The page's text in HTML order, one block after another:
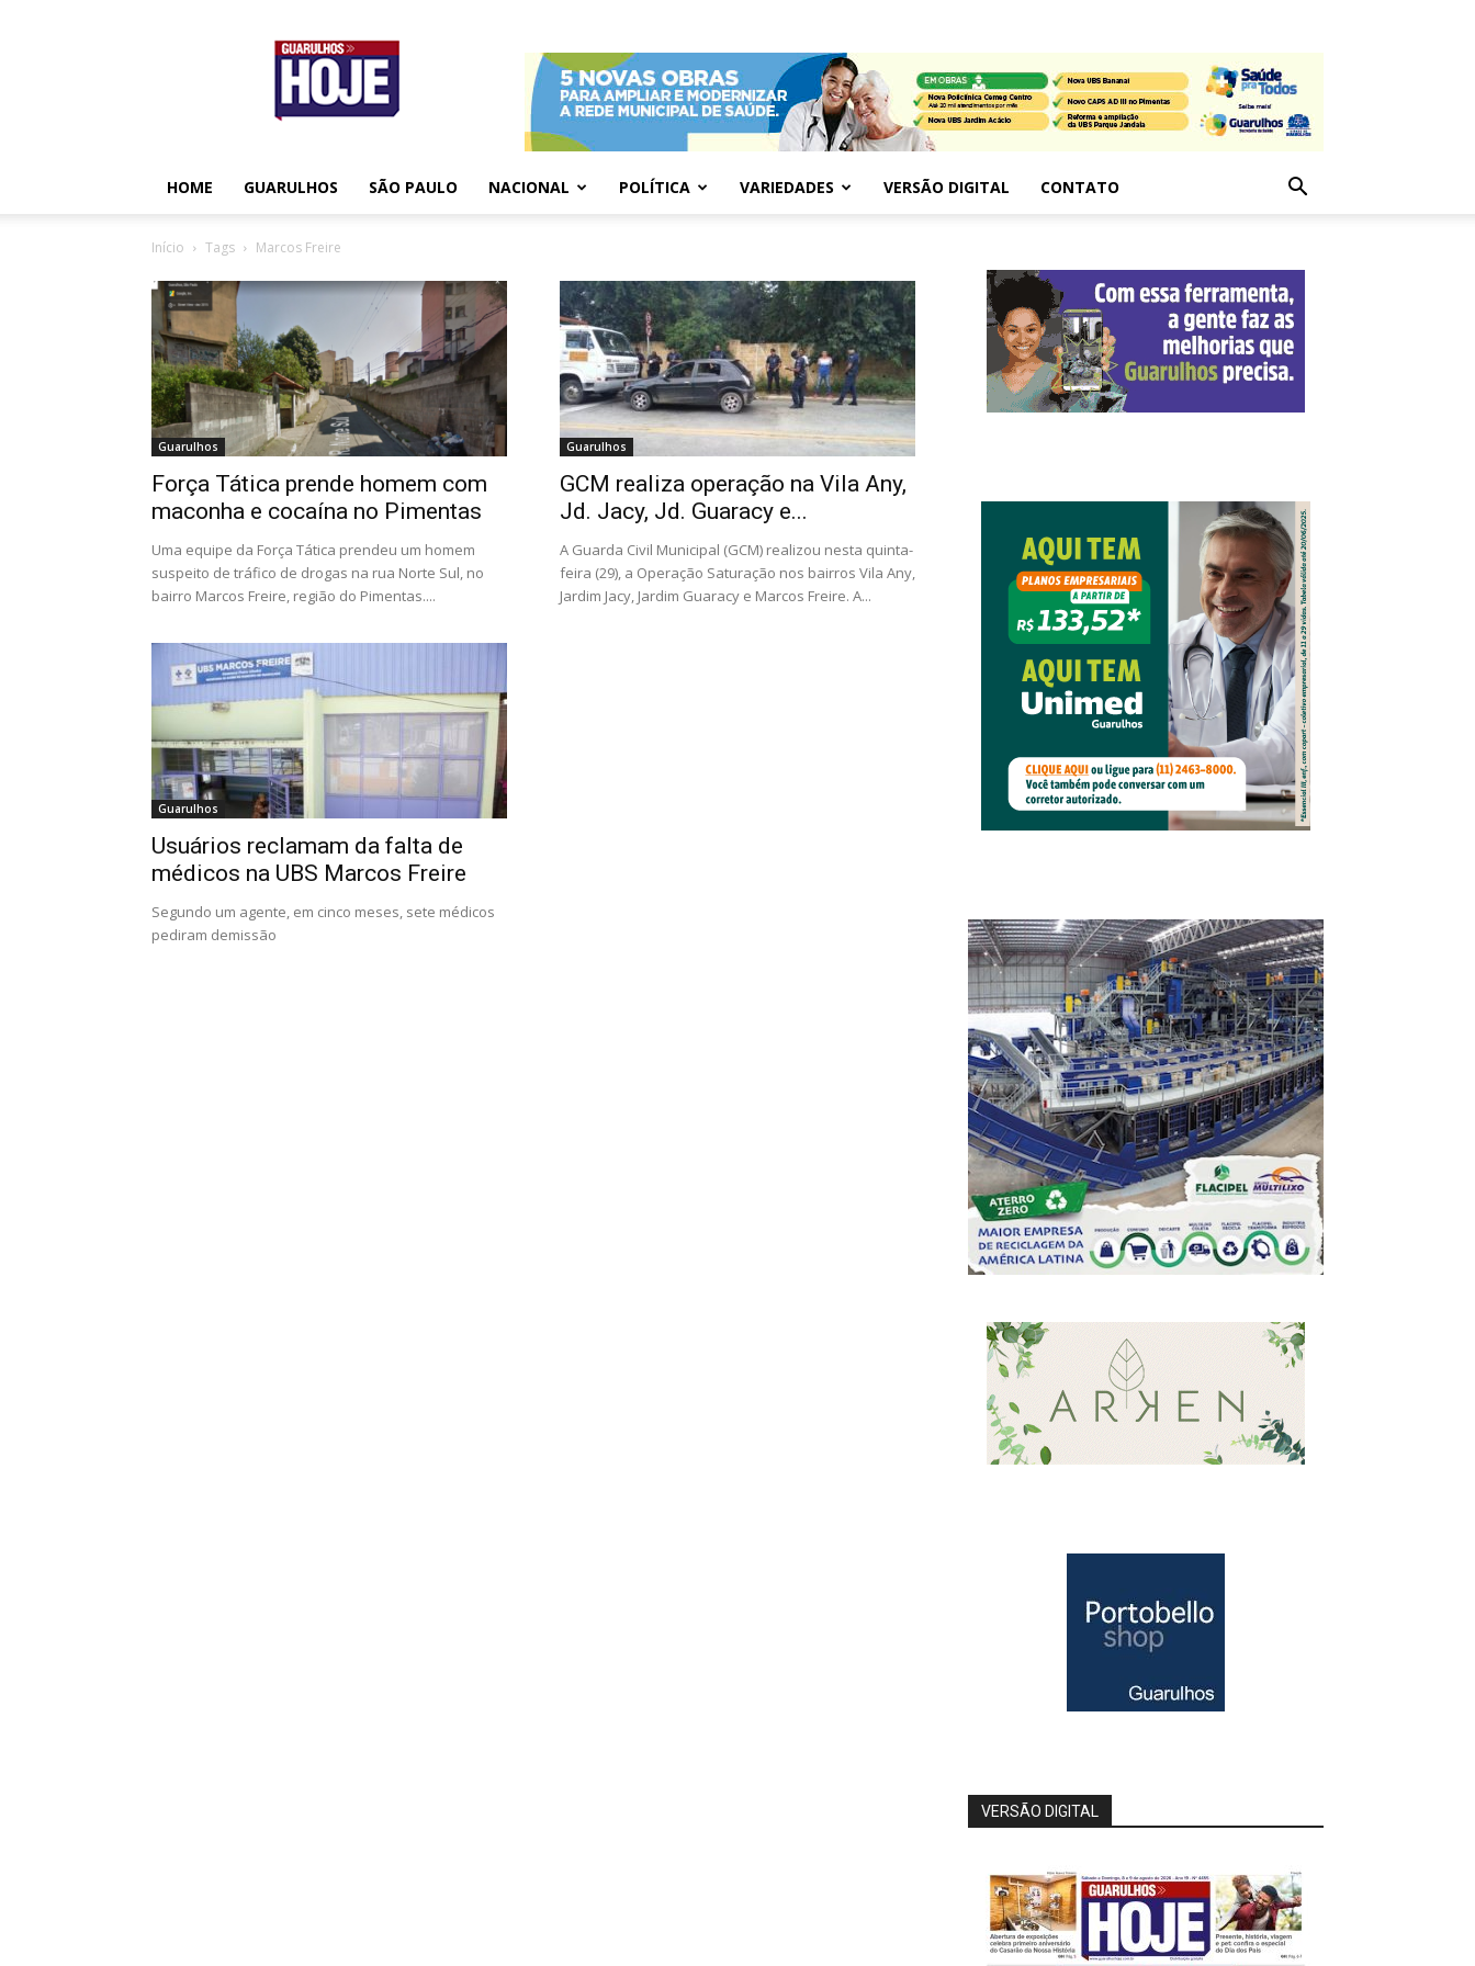
Guarulhos
Hoje
HOME GUARULHOS SÃO PAULO NACIONAL POLÍTICA VARIEDADES VERSÃO DIGITAL CONTATO
Início Tags Marcos Freire
Guarulhos
Força Tática prende homem com
maconha e cocaína no Pimentas
Uma equipe da Força Tática prendeu um homem
suspeito de tráfico de drogas na rua Norte Sul, no
bairro Marcos Freire, região do Pimentas....
Guarulhos
GCM realiza operação na Vila Any,
Jd. Jacy, Jd. Guaracy e...
A Guarda Civil Municipal (GCM) realizou nesta quinta-
feira (29), a Operação Saturação nos bairros Vila Any,
Jardim Jacy, Jardim Guaracy e Marcos Freire. A...
Guarulhos
Usuários reclamam da falta de
médicos na UBS Marcos Freire
Segundo um agente, em cinco meses, sete médicos
pediram demissão
VERSÃO DIGITAL